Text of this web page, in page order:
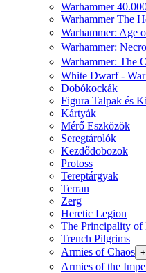
Warhammer
Warhammer The
Warhammer: Age
Warhammer:
Warhammer: The
White Dwarf -
Dobókockák
Figura Talpak és
Kártyák
Mérő Eszközök
Seregtárolók
Kezdődobozok
Protoss
Tereptárgyak
Terran
Zerg
Heretic Legion
The Principality of
Trench Pilgrims
Armies of Chaos +
Armies of the